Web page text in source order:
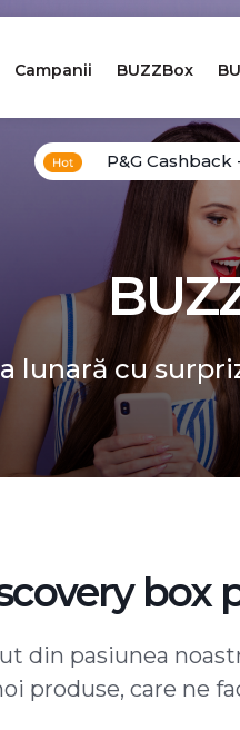
Campanii BUZZBox
P&G
lunară cu
box
din pasiunea
produse, care ne